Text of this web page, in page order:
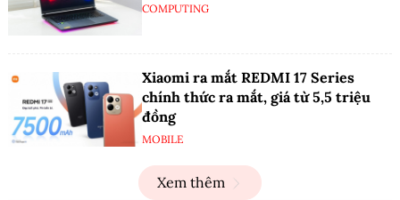
COMPUTING
Xiaomi ra mắt REDMI 17 Series
chính thức ra mắt, giá từ 5,5 triệu
đồng
MOBILE
Xem thêm